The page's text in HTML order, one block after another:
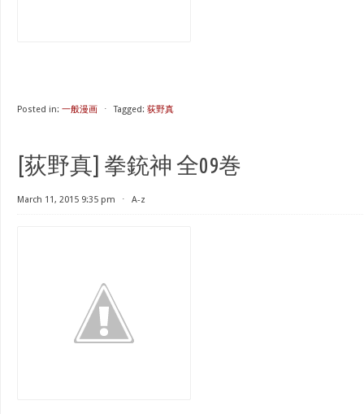
Posted in: 一般漫画 ⋅ Tagged: 荻野真
[荻野真] 拳銃神 全09巻
March 11, 2015 9:35 pm ⋅ A-z